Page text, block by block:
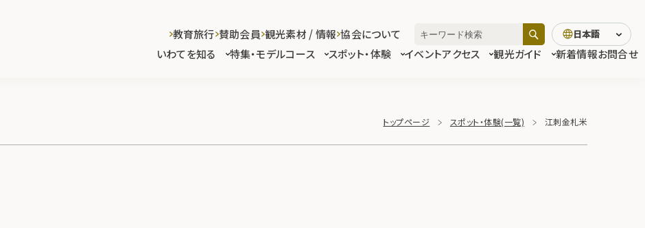
いわてを知る 特集・モデルコース スポット・体験 イベントアクセス 観光ガイド 新着情報お問合せ
教育旅行 賛助会員 観光素材 / 情報 協会について 日本語
トップページ スポット・体験(一覧) 江刺金札米